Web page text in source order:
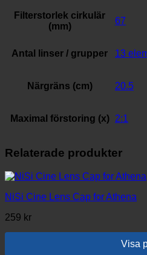
Filterstorlek cirkulär
(mm)
67
Antal linser / grupper 13
Närgräns (cm) 20.5
Maximal förstoring (x) 2:1
Relaterade produkter
NiSi Cine Lens Cap for Athena
259 kr
Visa